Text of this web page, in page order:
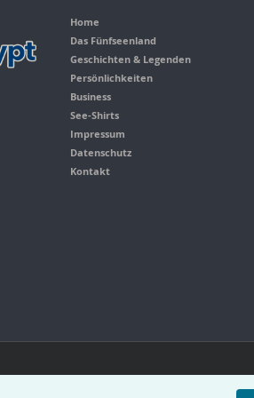
Home
Das Fünfseenland
Geschichten & Legenden
Persönlichkeiten
Business
See-Shirts
Impressum
Datenschutz
Kontakt